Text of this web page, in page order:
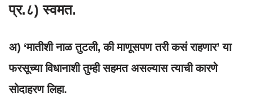
प्र.८) स्वमत.
अ) ‘मातीशी नाळ तुटली, की माणूसपण तरी कसं राहणार’ या
फरसूच्या विधानाशी तुम्ही सहमत असल्यास त्याची कारणे
सोदाहरण लिहा.